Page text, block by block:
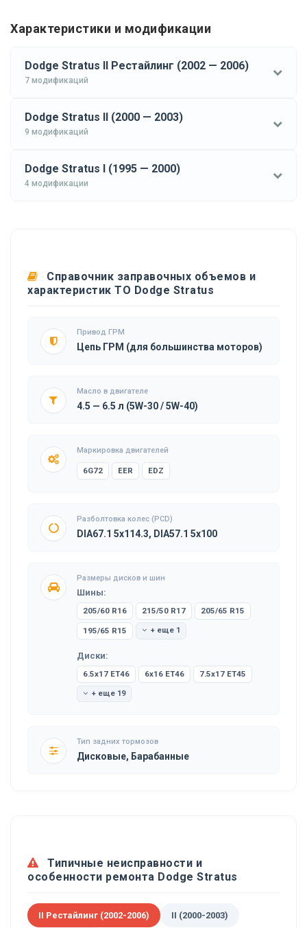
Характеристики и модификации
Dodge Stratus II Рестайлинг (2002 — 2006)
7 модификаций
Dodge Stratus II (2000 — 2003)
9 модификаций
Dodge Stratus I (1995 — 2000)
4 модификации
Справочник заправочных объемов и
характеристик ТО Dodge Stratus
Привод ГРМ
Цепь ГРМ (для большинства моторов)
Масло в двигателе
4.5 — 6.5 л (5W-30 / 5W-40)
Маркировка двигателей
6G72 EER EDZ
Разболтовка колес (PCD)
DIA67.1 5x114.3, DIA57.1 5x100
Размеры дисков и шин
Шины:
205/60 R16 215/50 R17 205/65 R15
195/65 R15 + еще 1
Диски:
6.5x17 ET46 6x16 ET46 7.5x17 ET45
+ еще 19
Тип задних тормозов
Дисковые, Барабанные
Типичные неисправности и
особенности ремонта Dodge Stratus
II Рестайлинг (2002-2006) II (2000-2003)